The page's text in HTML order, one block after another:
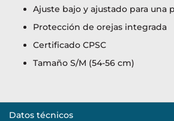
Ajuste bajo y ajustado para una
Protección de orejas integrada
Certificado CPSC
Tamaño S/M (54-56 cm)
Datos técnicos